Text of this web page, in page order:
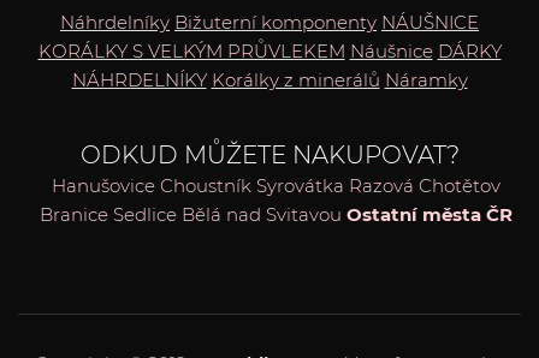
Náhrdelníky Bižuterní komponenty NÁUŠNICE
KORÁLKY S VELKÝM PRŮVLEKEM Náušnice DÁRKY
NÁHRDELNÍKY Korálky z minerálů Náramky
ODKUD MŮŽETE NAKUPOVAT?
Hanušovice Choustník Syrovátka Razová Chotětov
Branice Sedlice Bělá nad Svitavou Ostatní města ČR